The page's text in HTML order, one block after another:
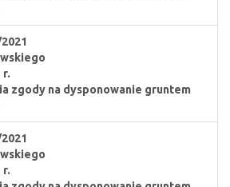
r.
zgody na dysponowanie gruntem
r.